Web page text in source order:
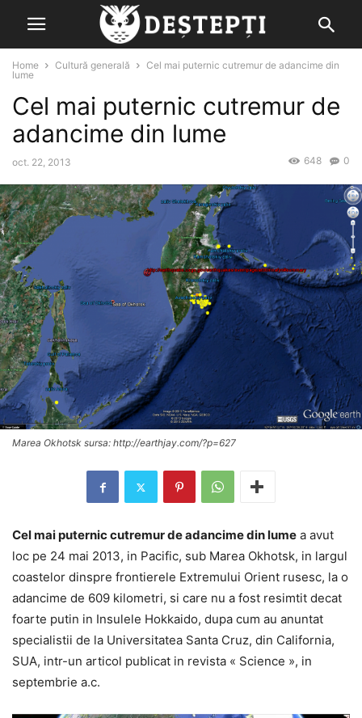
Home Cultură generală
Cel mai puternic cutremur de adancime din
lume
Cel mai puternic cutremur de
adancime din lume
oct. 22, 2013 0
648
Marea Okhotsk sursa: http://earthjay.com/?p=627
Cel mai puternic cutremur de adancime din lume a avut
loc pe 24 mai 2013, in Pacific, sub Marea Okhotsk, in largul
coastelor dinspre frontierele Extremului Orient rusesc, la o
adancime de 609 kilometri, si care nu a fost resimtit decat
foarte putin in Insulele Hokkaido, dupa cum au anuntat
specialistii de la Universitatea Santa Cruz, din California,
SUA, intr-un articol publicat in revista « Science », in
septembrie a.c.